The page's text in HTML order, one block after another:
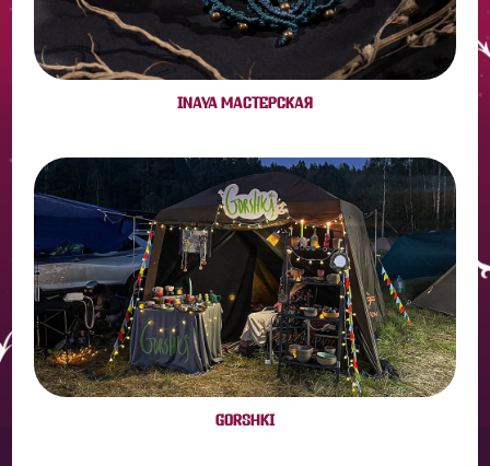
INAYA МАСТЕРСКАЯ
GORSHKI